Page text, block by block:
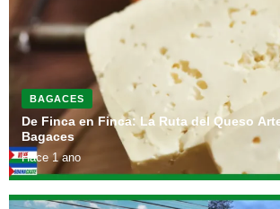
BAGACES
De Finca en Finca: La Ruta del Queso
Bagaces
Hace 1 ano